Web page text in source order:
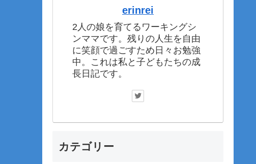
erinrei
2人の娘を育てるワーキングシ
ンママです。残りの人生を自由
に笑顔で過ごすため日々お勉強
中。これは私と子どもたちの成
長日記です。
カテゴリー